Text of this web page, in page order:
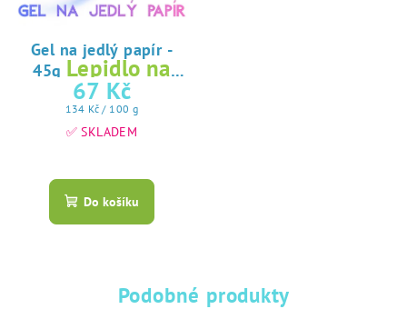
Gel na jedlý papír -
45g Lepidlo na
jedlý papír
67 Kč
Měrná
cena:
134 Kč / 100 g
✅ SKLADEM
hodnocení
produktu
hvězdiček.
Do košíku
Podobné produkty